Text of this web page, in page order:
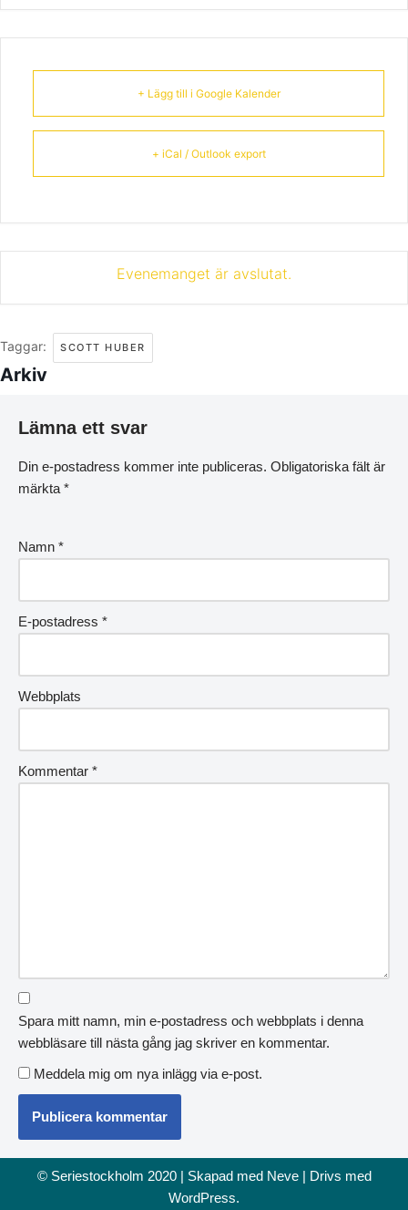
+ Lägg till i Google Kalender
+ iCal / Outlook export
Evenemanget är avslutat.
Taggar: SCOTT HUBER
Arkiv
Lämna ett svar
Din e-postadress kommer inte publiceras. Obligatoriska fält är
märkta *
Namn *
E-postadress *
Webbplats
Kommentar *
Spara mitt namn, min e-postadress och webbplats i denna
webbläsare till nästa gång jag skriver en kommentar.
Meddela mig om nya inlägg via e-post.
© Seriestockholm 2020 | Skapad med Neve| Drivs med
WordPress.